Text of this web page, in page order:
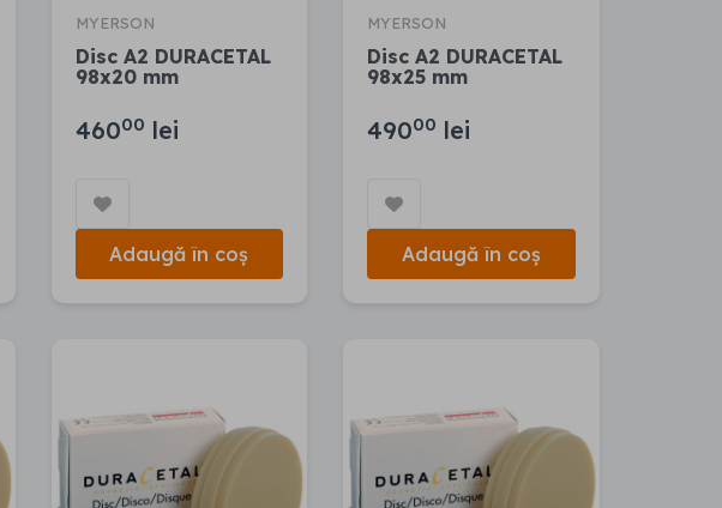
MYERSON
Disc A2 DURACETAL
98x20 mm
46000 lei
Adaugă în coș
MYERSON
Disc A2 DURACETAL
98x25 mm
49000 lei
Adaugă în coș